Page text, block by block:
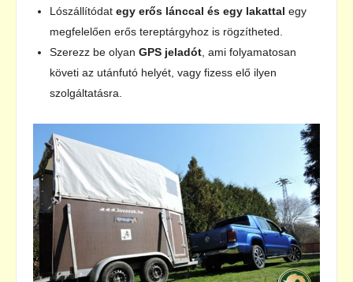
Lószállítódat egy erős lánccal és egy lakattal egy
megfelelően erős tereptárgyhoz is rögzítheted.
Szerezz be olyan GPS jeladót , ami folyamatosan
követi az utánfutó helyét, vagy fizess elő ilyen
szolgáltatásra.